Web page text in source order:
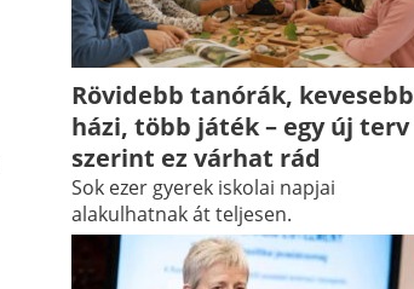
Rövidebb tanórák, kevesebb
házi, több játék – egy új terv
szerint ez várhat rád
Sok ezer gyerek iskolai napjai
alakulhatnak át teljesen.